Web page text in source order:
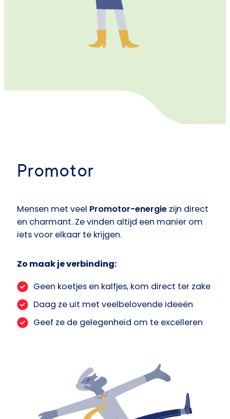
Promotor
Mensen met veel Promotor-energie zijn direct
en charmant. Ze vinden altijd een manier om
iets voor elkaar te krijgen.
Zo maak je verbinding:
Geen koetjes en kalfjes, kom direct ter zake
Daag ze uit met veelbelovende ideeën
Geef ze de gelegenheid om te excelleren